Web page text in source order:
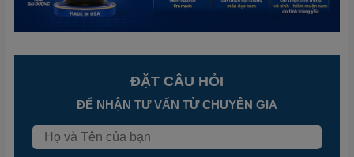
ĐẶT CÂU HỎI
ĐỂ NHẬN TƯ VẤN TỪ CHUYÊN GIA